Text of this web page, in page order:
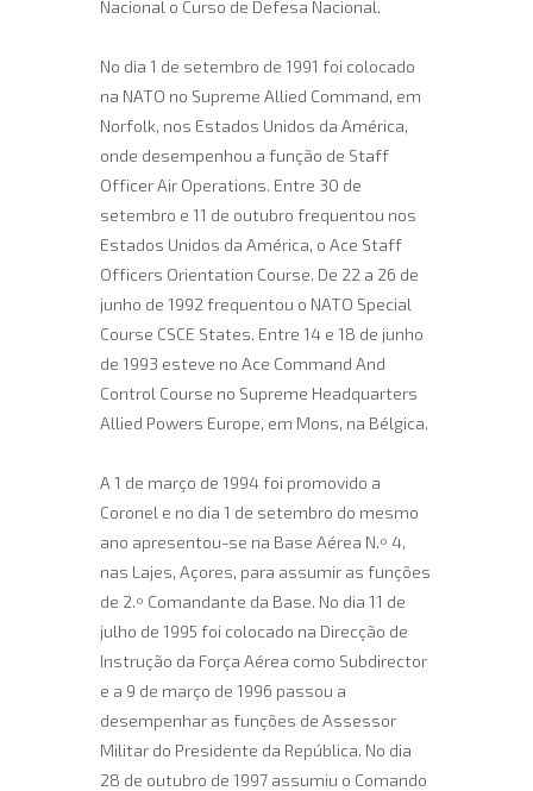
Nacional o Curso de Defesa Nacional.
No dia 1 de setembro de 1991 foi colocado
na NATO no Supreme Allied Command, em
Norfolk, nos Estados Unidos da América,
onde desempenhou a função de Staff
Officer Air Operations. Entre 30 de
setembro e 11 de outubro frequentou nos
Estados Unidos da América, o Ace Staff
Officers Orientation Course. De 22 a 26 de
junho de 1992 frequentou o NATO Special
Course CSCE States. Entre 14 e 18 de junho
de 1993 esteve no Ace Command And
Control Course no Supreme Headquarters
Allied Powers Europe, em Mons, na Bélgica.
A 1 de março de 1994 foi promovido a
Coronel e no dia 1 de setembro do mesmo
ano apresentou-se na Base Aérea N.º 4,
nas Lajes, Açores, para assumir as funções
de 2.º Comandante da Base. No dia 11 de
julho de 1995 foi colocado na Direcção de
Instrução da Força Aérea como Subdirector
e a 9 de março de 1996 passou a
desempenhar as funções de Assessor
Militar do Presidente da República. No dia
28 de outubro de 1997 assumiu o Comando